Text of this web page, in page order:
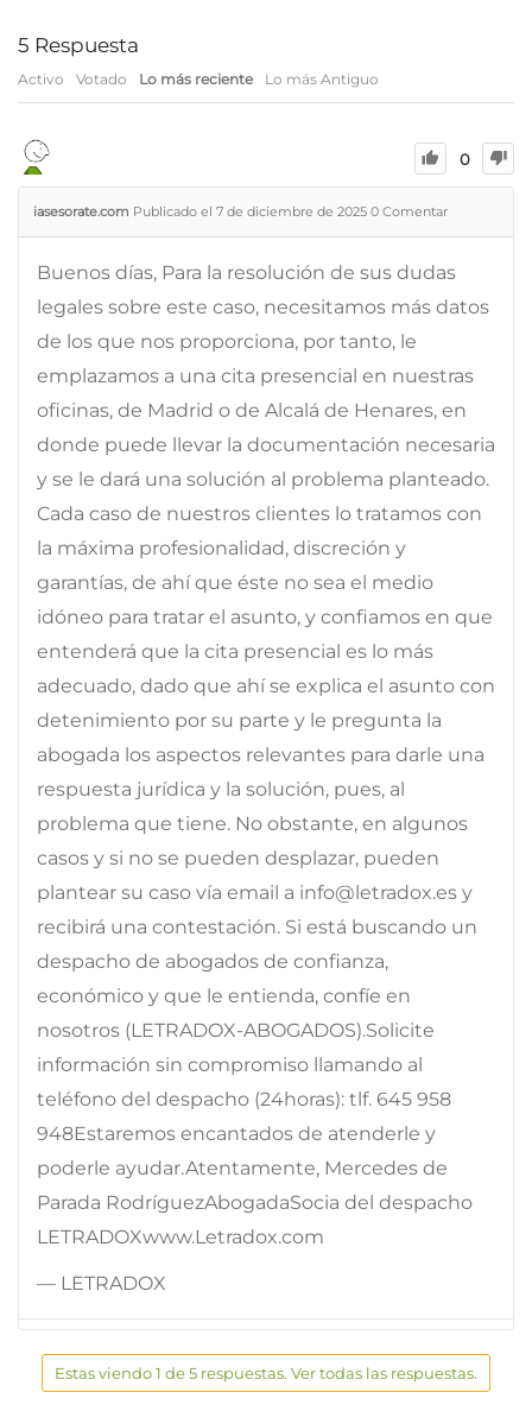
5 Respuesta
Activo Votado Lo más reciente Lo más Antiguo
0
iasesorate.com Publicado el 7 de diciembre de 2025 0 Comentar
Buenos días, Para la resolución de sus dudas
legales sobre este caso, necesitamos más datos
de los que nos proporciona, por tanto, le
emplazamos a una cita presencial en nuestras
oficinas, de Madrid o de Alcalá de Henares, en
donde puede llevar la documentación necesaria
y se le dará una solución al problema planteado.
Cada caso de nuestros clientes lo tratamos con
la máxima profesionalidad, discreción y
garantías, de ahí que éste no sea el medio
idóneo para tratar el asunto, y confiamos en que
entenderá que la cita presencial es lo más
adecuado, dado que ahí se explica el asunto con
detenimiento por su parte y le pregunta la
abogada los aspectos relevantes para darle una
respuesta jurídica y la solución, pues, al
problema que tiene. No obstante, en algunos
casos y si no se pueden desplazar, pueden
plantear su caso vía email a info@letradox.es y
recibirá una contestación. Si está buscando un
despacho de abogados de confianza,
económico y que le entienda, confíe en
nosotros (LETRADOX-ABOGADOS).Solicite
información sin compromiso llamando al
teléfono del despacho (24horas): tlf. 645 958
948Estaremos encantados de atenderle y
poderle ayudar.Atentamente, Mercedes de
Parada RodríguezAbogadaSocia del despacho
LETRADOXwww.Letradox.com
— LETRADOX
Estas viendo 1 de 5 respuestas. Ver todas las respuestas.